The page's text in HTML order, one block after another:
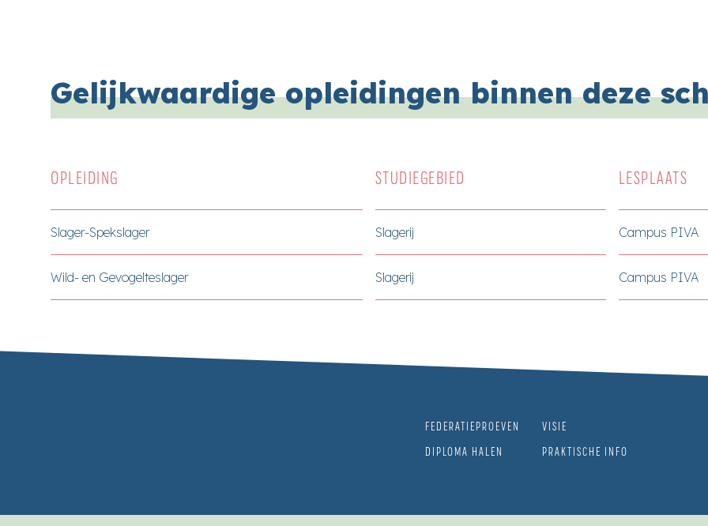
Gelijkwaardige opleidingen binnen deze
OPLEIDING STUDIEGEBIED LESPLAATS
Slager-Spekslager Slagerij Campus PIVA
Wild- en Gevogelteslager Slagerij Campus PIVA
FEDERATIEPROEVEN
VISIE
DIPLOMA HALEN
PRAKTISCHE INFO